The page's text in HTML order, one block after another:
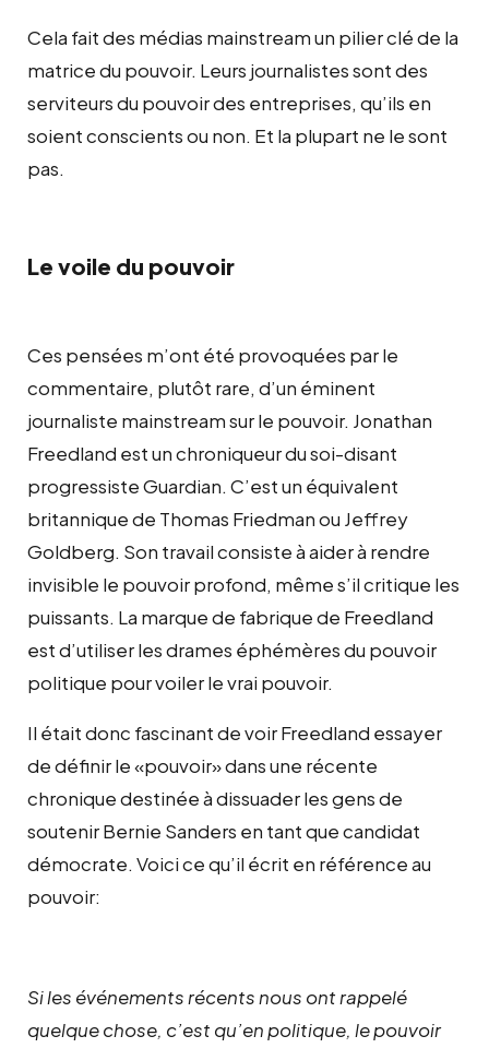
Cela fait des médias mainstream un pilier clé de la
matrice du pouvoir. Leurs journalistes sont des
serviteurs du pouvoir des entreprises, qu’ils en
soient conscients ou non. Et la plupart ne le sont
pas.
Le voile du pouvoir
Ces pensées m’ont été provoquées par le
commentaire, plutôt rare, d’un éminent
journaliste mainstream sur le pouvoir. Jonathan
Freedland est un chroniqueur du soi-disant
progressiste Guardian. C’est un équivalent
britannique de Thomas Friedman ou Jeffrey
Goldberg. Son travail consiste à aider à rendre
invisible le pouvoir profond, même s’il critique les
puissants. La marque de fabrique de Freedland
est d’utiliser les drames éphémères du pouvoir
politique pour voiler le vrai pouvoir.
Il était donc fascinant de voir Freedland essayer
de définir le «pouvoir» dans une récente
chronique destinée à dissuader les gens de
soutenir Bernie Sanders en tant que candidat
démocrate. Voici ce qu’il écrit en référence au
pouvoir:
Si les événements récents nous ont rappelé
quelque chose, c’est qu’en politique, le pouvoir